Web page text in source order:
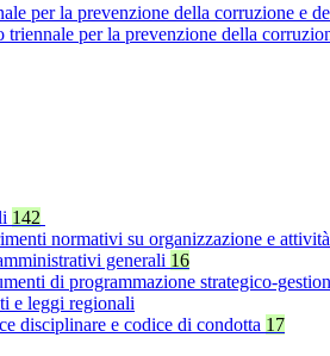
per la prevenzione della corruzione e
triennale per la prevenzione della
142
normativi su organizzazione e attività
generali 16
di programmazione strategico-
e leggi regionali
disciplinare e codice di condotta 17